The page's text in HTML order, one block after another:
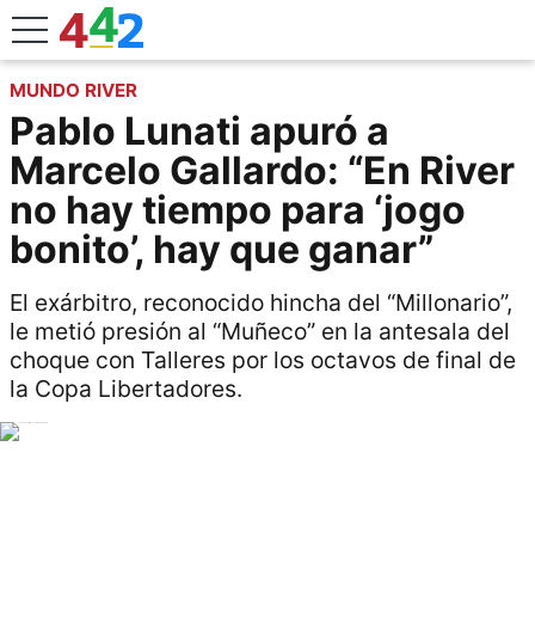
MUNDO RIVER
Pablo Lunati apuró a
Marcelo Gallardo: “En River
no hay tiempo para ‘jogo
bonito’, hay que ganar”
El exárbitro, reconocido hincha del “Millonario”,
le metió presión al “Muñeco” en la antesala del
choque con Talleres por los octavos de final de
la Copa Libertadores.